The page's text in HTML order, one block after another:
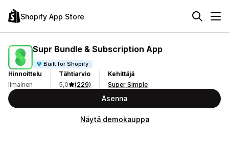
Shopify App Store
Supr Bundle & Subscription App
Built for Shopify
Hinnoittelu
Ilmainen
Tähtiarvio
5,0
(229)
Kehittäjä
Super Simple
Asenna
Näytä demokauppa